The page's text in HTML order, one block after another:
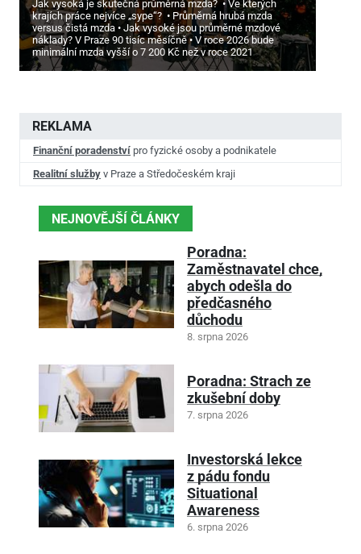
Jak vysoká je skutečná průměrná mzda?
Ve kterých
krajích práce nejvíce „sype“?
Průměrná hrubá mzda
versus čistá mzda
Jak vysoké jsou průměrné mzdové
náklady? V Praze 90 tisíc měsíčně
V roce 2026 bude
minimální mzda vyšší o 7 200 Kč než v roce 2021
REKLAMA
Finanční poradenství pro fyzické osoby a podnikatele
Realitní služby v Praze a Středočeském kraji
NEJNOVĚJŠÍ ČLÁNKY
Poradna:
Zaměstnavatel chce,
abych odešla do
předčasného
důchodu
8. srpna 2026
Poradna: Strach ze
zkušební doby
7. srpna 2026
Investorská lekce
z pádu fondu
Situational
Awareness
6. srpna 2026